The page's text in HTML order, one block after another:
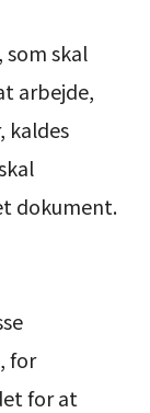
skal
arbejde,
kaldes
dokument.
for
for at